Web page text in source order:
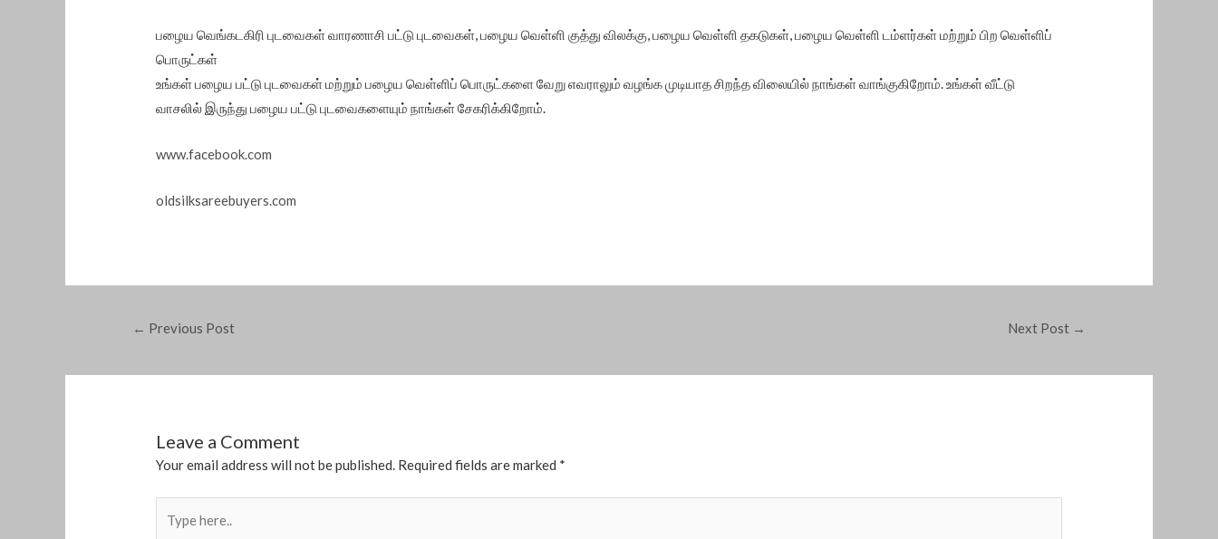
பழைய வெங்கடகிரி புடவைகள் வாரணாசி பட்டு புடவைகள், பழைய வெள்ளி குத்து விலக்கு, பழைய வெள்ளி தகடுகள், பழைய வெள்ளி டம்ளர்கள் மற்றும் பிற வெள்ளிப்
பொருட்கள்
உங்கள் பழைய பட்டு புடவைகள் மற்றும் பழைய வெள்ளிப் பொருட்களை வேறு எவராலும் வழங்க முடியாத சிறந்த விலையில் நாங்கள் வாங்குகிறோம். உங்கள் வீட்டு
வாசலில் இருந்து பழைய பட்டு புடவைகளையும் நாங்கள் சேகரிக்கிறோம்.
www.facebook.com
oldsilksareebuyers.com
← Previous Post Next Post →
Leave a Comment
Your email address will not be published. Required fields are marked *
here..